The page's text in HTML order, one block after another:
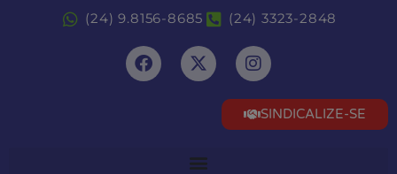
(24) 9.8156-8685 (24) 3323-2848
SINDICALIZE-SE